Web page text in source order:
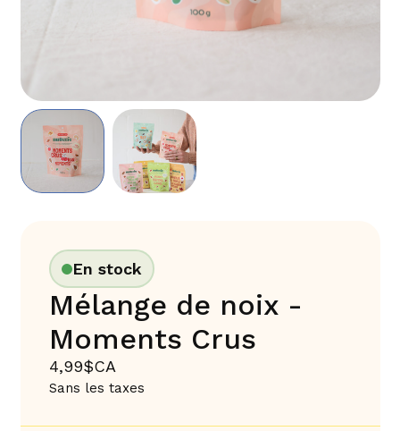
En stock
Mélange de noix -
Moments Crus
4,99$CA
Sans les taxes